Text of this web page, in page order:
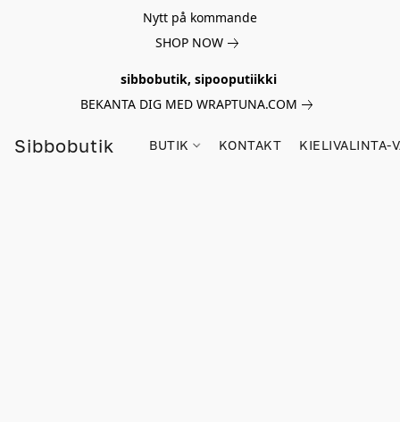
Nytt på kommande
SHOP NOW
sibbobutik, sipooputiikki
BEKANTA DIG MED WRAPTUNA.COM
Sibbobutik BUTIK KONTAKT KIELIVALINTA-